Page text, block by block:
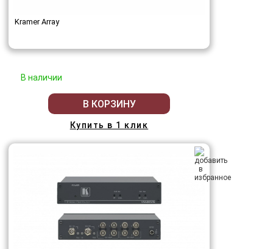
Kramer Array
В наличии
В КОРЗИНУ
Купить в 1 клик